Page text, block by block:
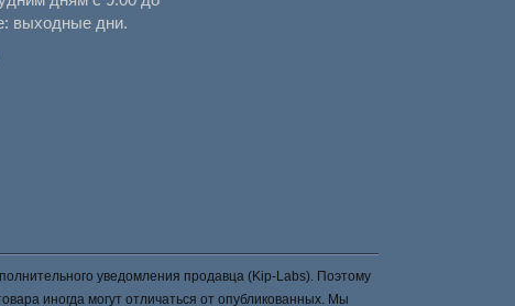
выходные дни.
уведомления продавца (Kip-Labs). Поэтому
иногда могут отличаться от опубликованных. Мы